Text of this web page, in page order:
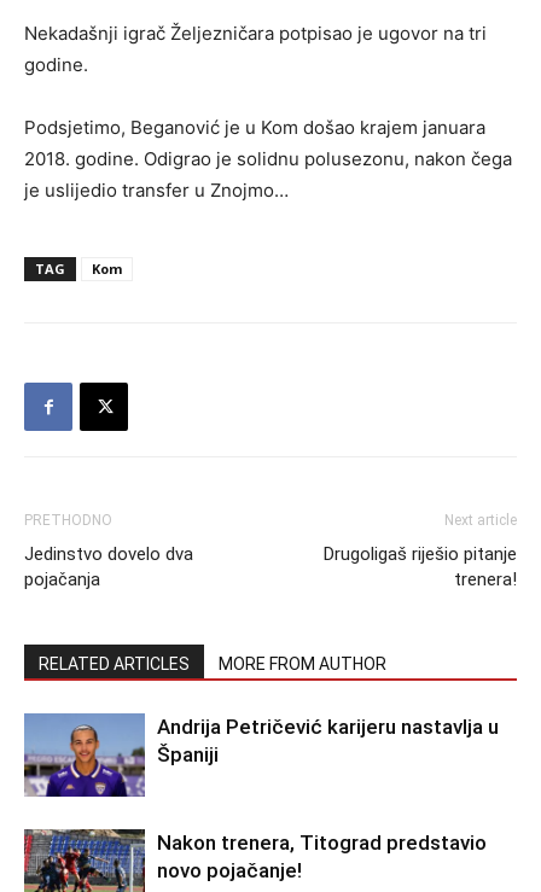
Nekadašnji igrač Željezničara potpisao je ugovor na tri
godine.
Podsjetimo, Beganović je u Kom došao krajem januara
2018. godine. Odigrao je solidnu polusezonu, nakon čega
je uslijedio transfer u Znojmo…
TAG Kom
PRETHODNO
Jedinstvo dovelo dva
pojačanja
Next article
Drugoligaš riješio pitanje
trenera!
RELATED ARTICLES MORE FROM AUTHOR
Andrija Petričević karijeru nastavlja u
Španiji
Nakon trenera, Titograd predstavio
novo pojačanje!